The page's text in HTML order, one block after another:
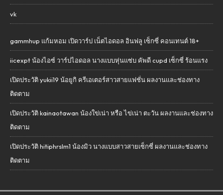
vk
gammhup แก้มหอม เปิดวาร์ป เน็ตไอดอล อินฟลู เซ็กซี่ คอนเทนต์ 18+
iicexpt น้องไอซ์ วาร์ปไอดอล นางแบบหุ่นแซ่บ คัพดี cupd เซ็กซี่ ร้อนแรง
เปิดประวัติ yukii19 น้อยูกิ ครีเอเตอร์สาวสายแฟชั่น ผลงานและช่องทาง
ติดตาม
เปิดประวัติ kainaotawan น้องใข่เน่า หรือ ไข่เน่า ตะวัน ผลงานและช่องทาง
ติดตาม
เปิดประวัติ hitiphrslm1 น้องมิว นางแบบสาวสายเซ็กซี่ ผลงานและช่องทาง
ติดตาม